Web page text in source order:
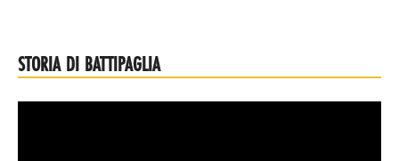
STORIA DI BATTIPAGLIA